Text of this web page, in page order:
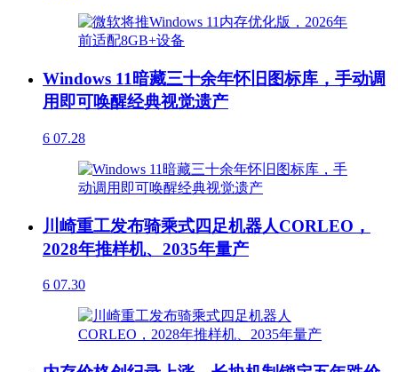
Windows 11暗藏三十余年怀旧图标库，手动调
用即可唤醒经典视觉遗产
6 07.28
川崎重工发布骑乘式四足机器人CORLEO，
2028年推样机、2035年量产
6 07.30